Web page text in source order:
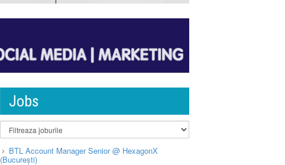
Jobs
BTL Account Manager Senior @ HexagonX
(București)